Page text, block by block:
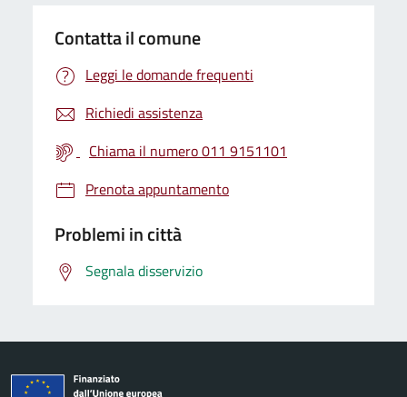
Contatta il comune
Leggi le domande frequenti
Richiedi assistenza
Chiama il numero 011 9151101
Prenota appuntamento
Problemi in città
Segnala disservizio